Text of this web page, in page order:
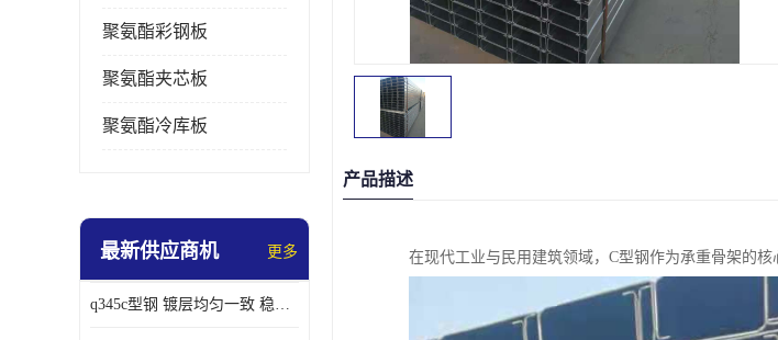
聚氨酯彩钢板
聚氨酯夹芯板
聚氨酯冷库板
最新供应商机 更多
q345c型钢 镀层均匀一致 稳重支撑承载力大
产品描述
在现代工业与民用建筑领域，C型钢作为承重骨架的